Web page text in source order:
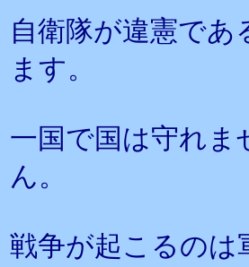
自衛隊が違憲で
ます。
一国で国は守れま
ん。
戦争が起こるのは